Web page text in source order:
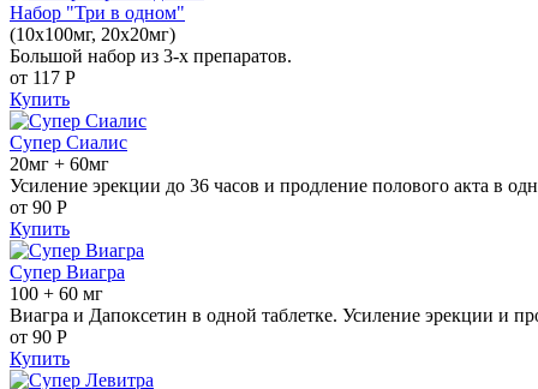
Набор "Три в одном"
(10x100мг, 20x20мг)
Большой набор из 3-х препаратов.
от 117 Р
Купить
Супер Сиалис
20мг + 60мг
Усиление эрекции до 36 часов и продление полового акта в
от 90 Р
Купить
Супер Виагра
100 + 60 мг
Виагра и Дапоксетин в одной таблетке. Усиление эрекции и
от 90 Р
Купить